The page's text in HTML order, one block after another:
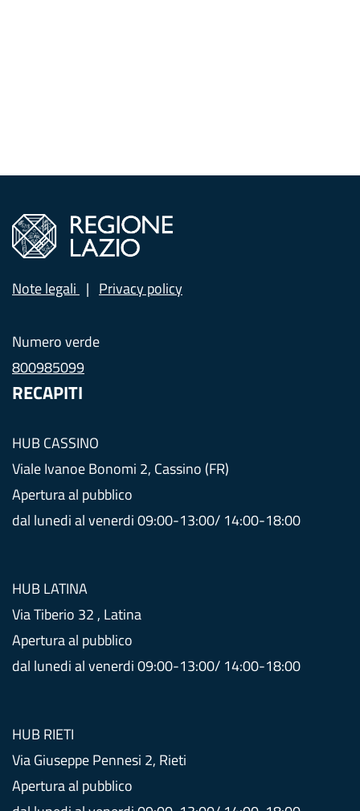
Note legali Privacy policy
Numero verde
800985099
RECAPITI
HUB CASSINO
Viale Ivanoe Bonomi 2, Cassino (FR)
Apertura al pubblico
dal lunedi al venerdi 09:00-13:00/ 14:00-18:00
HUB LATINA
Via Tiberio 32 , Latina
Apertura al pubblico
dal lunedi al venerdi 09:00-13:00/ 14:00-18:00
HUB RIETI
Via Giuseppe Pennesi 2, Rieti
Apertura al pubblico